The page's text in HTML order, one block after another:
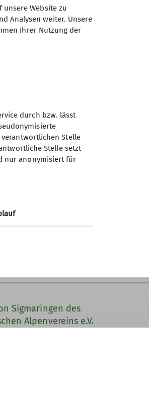
kostenloser
Oktober 2024 um
Sigmaringen des
Alpenvereins e.V.
Website zu
Analysen weiter. Unsere
Ihrer Nutzung der
durch bzw. lässt
Stelle
Stelle setzt
nur anonymisiert für